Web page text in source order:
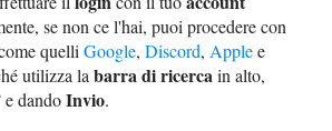
se non ce l'hai, puoi procedere con
quelliGoogle,Discord, Applee
utilizza labarra di ricercain alto,
e dandoInvio.